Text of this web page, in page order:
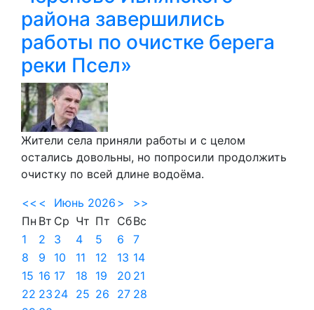
района завершились
работы по очистке берега
реки Псел»
Жители села приняли работы и с целом
остались довольны, но попросили продолжить
очистку по всей длине водоёма.
<< < Июнь 2026 >
>>
Пн Вт Ср Чт Пт СбВс
1
2 3 4 5 6
7
8
9 10 11 12 13 14
15 16 17 18 19 20 21
22 23 24 25 26 27 28